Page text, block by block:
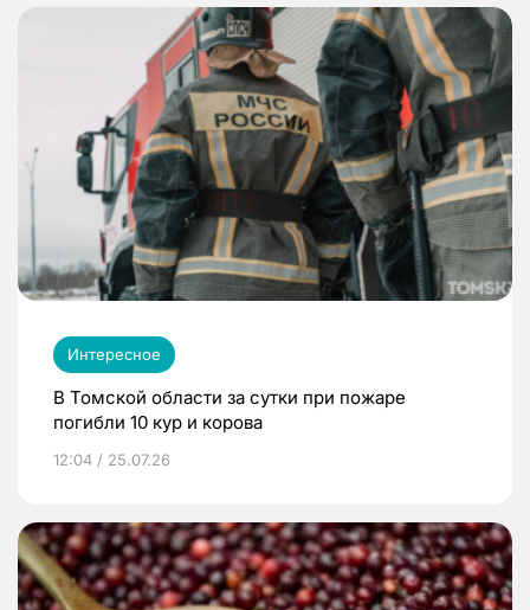
Интересное
В Томской области за сутки при пожаре
погибли 10 кур и корова
12:04 / 25.07.26